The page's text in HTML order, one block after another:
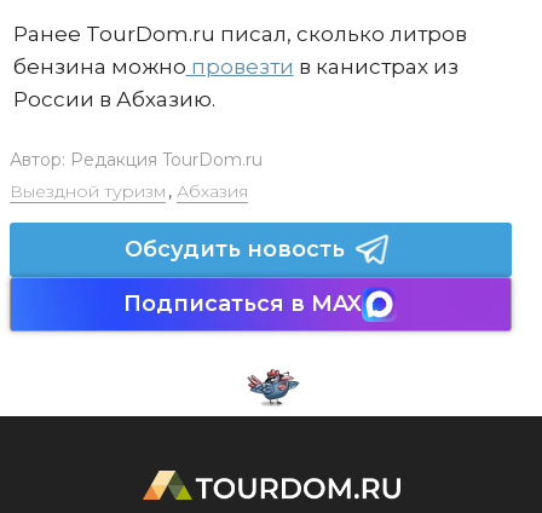
Ранее TourDom.ru писал, сколько литров
бензина можно провезти в канистрах из
России в Абхазию.
Автор: Редакция TourDom.ru
Выездной туризм , Абхазия
Обсудить новость
Подписаться в MAX